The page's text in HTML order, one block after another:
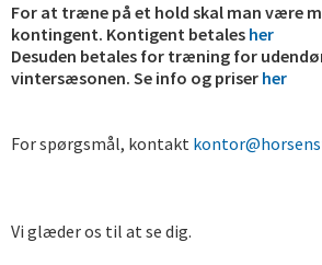
For at træne på et hold skal man være
kontingent. Kontigent betales her
Desuden betales for træning for
vintersæsonen. Se info og priser her
For spørgsmål, kontakt
Vi glæder os til at se dig.